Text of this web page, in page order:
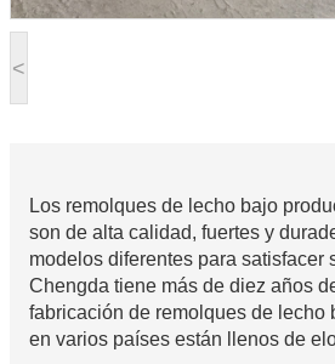
<
Los remolques de lecho bajo
son de alta calidad, fuertes y
modelos diferentes para satisfacer
Chengda tiene más de diez años
fabricación de remolques de lecho
en varios países están llenos de